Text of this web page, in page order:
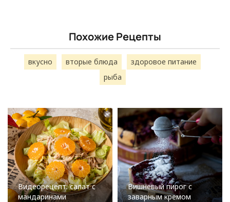
Похожие Рецепты
вкусно вторые блюда
здоровое питание
рыба
Видеорецепт: салат с
мандаринами
Вишневый пирог с
заварным кремом